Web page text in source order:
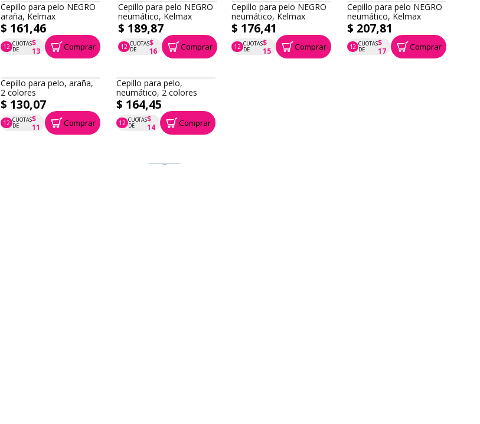
Cepillo para pelo NEGRO
araña, Kelmax
$ 161,46
12 CUOTAS
DE
$
13
P.T.F. $ 161 Comprar
Cepillo para pelo NEGRO
neumático, Kelmax
$ 189,87
12 CUOTAS
DE
$
16
P.T.F. $ 190 Comprar
Cepillo para pelo NEGRO
neumático, Kelmax
$ 176,41
12 CUOTAS
DE
$
15
P.T.F. $ 176 Comprar
Cepillo para pelo NEGRO
neumático, Kelmax
$ 207,81
12 CUOTAS
DE
$
17
P.T.F. $ 208 Comprar
Cepillo para pelo, araña,
2 colores
$ 130,07
12 CUOTAS
DE
$
11
P.T.F. $ 130 Comprar
Cepillo para pelo,
neumático, 2 colores
$ 164,45
12 CUOTAS
DE
$
14
P.T.F. $ 164 Comprar